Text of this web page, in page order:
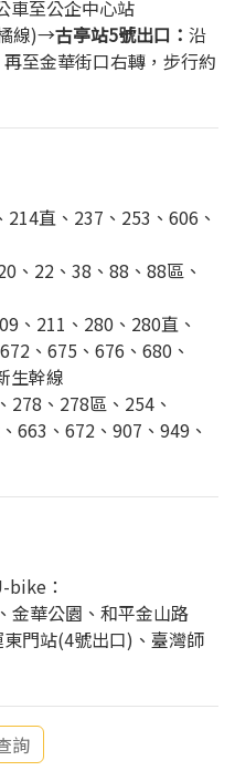
車至公企中心站
線)→古亭站5號出口： 沿
至金華街口右轉，步行約
直、237、253、606、
、22、38、88、88區、
、211、280、280直、
、675、676、680、
生幹線
278、278區、254、
663、672、907、949、
bike：
金華公園、和平金山路
門站(4號出口)、臺灣師
詢